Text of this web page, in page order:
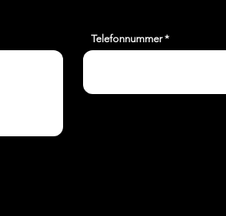
Telefonnummer